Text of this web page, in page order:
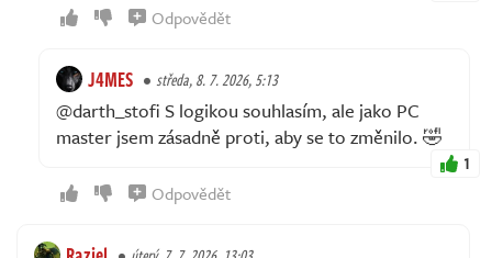
Odpovědět
J4MES středa, 8. 7. 2026, 5:13
@darth_stofi S logikou souhlasím, ale jako PC
master jsem zásadně proti, aby se to změnilo. 🤣
1
Odpovědět